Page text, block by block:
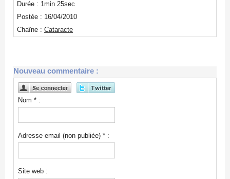
Durée : 1min 25sec
Postée : 16/04/2010
Chaîne : Cataracte
Nouveau commentaire :
Nom * :
Adresse email (non publiée) * :
Site web :